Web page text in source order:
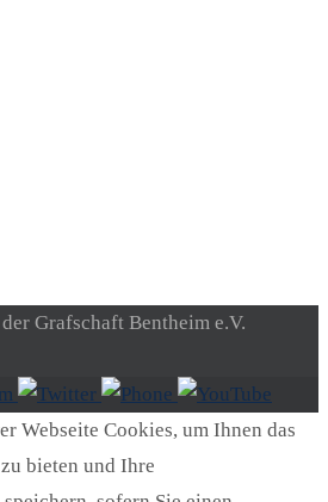
Grafschaft Bentheim e.V.
Webseite Cookies, um Ihnen das
bieten und Ihre